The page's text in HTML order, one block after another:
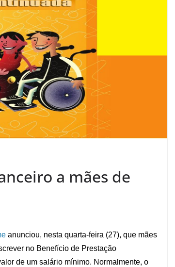
a mães de
anunciou, nesta quarta-feira (27), que mães
no Benefício de Prestação
de um salário mínimo. Normalmente, o